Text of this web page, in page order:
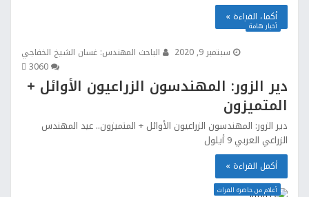
أكمل القراءة »
أخبار هامة
الباحث المهندس: غسان الشيخ الخفاجي
سبتمبر 9, 2020
306
دير الزور: المهندسون الزراعيون الأوائل +
المتميزون
دير الزور: المهندسون الزراعيون الأوائل + المتميزون.. عيد المهندس
الزراعي العربي 9 أيلول
أكمل القراءة »
أعلام من حاضرة الفرات